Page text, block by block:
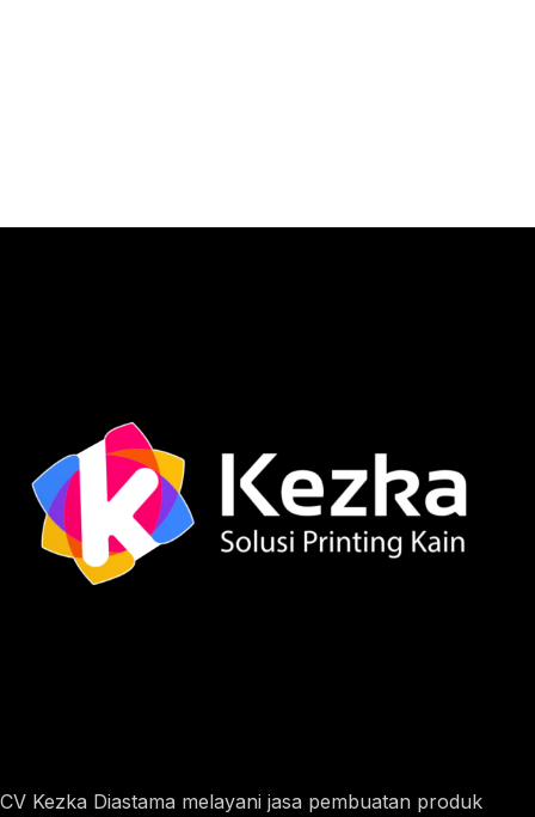
CV Kezka Diastama melayani jasa pembuatan produk